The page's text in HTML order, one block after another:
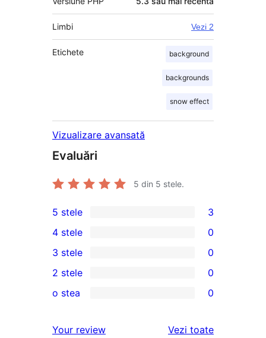
Limbi Vezi 2
Etichete background
backgrounds
snow effect
Vizualizare avansată
Evaluări
5 din 5 stele.
3
5
–
recenzii
(stele)
5 stele 3
4
–
recenzii
4 stele 0
0
3
–
(stele)
3 stele 0
2
recenzii
2 stele 0
0
o stea 0
Your review Vezi toaterecenziile